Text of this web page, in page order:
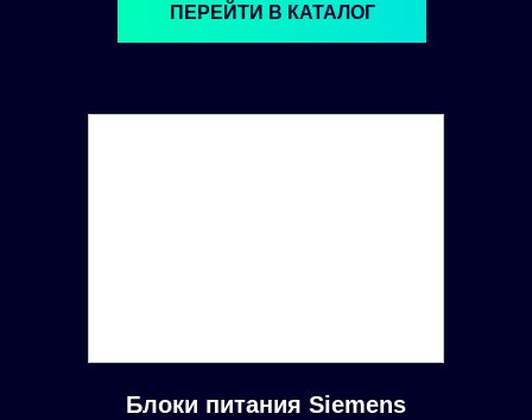
Блоки питания Siemens
ПЕРЕЙТИ В КАТАЛОГ